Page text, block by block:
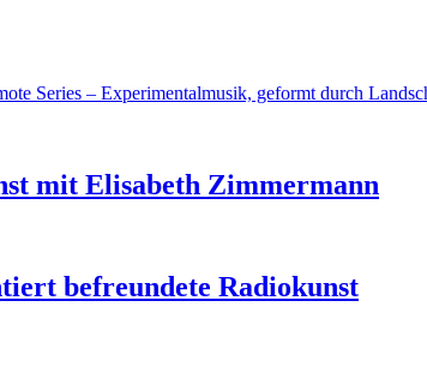
Series – Experimentalmusik, geformt durch
mit Elisabeth Zimmermann
befreundete Radiokunst